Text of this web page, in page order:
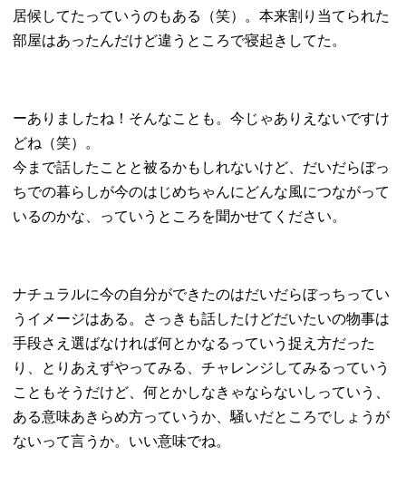
居候してたっていうのもある（笑）。本来割り当てられた
部屋はあったんだけど違うところで寝起きしてた。
ーありましたね！そんなことも。今じゃありえないですけ
どね（笑）。
今まで話したことと被るかもしれないけど、だいだらぼっ
ちでの暮らしが今のはじめちゃんにどんな風につながって
いるのかな、っていうところを聞かせてください。
ナチュラルに今の自分ができたのはだいだらぼっちってい
うイメージはある。さっきも話したけどだいたいの物事は
手段さえ選ばなければ何とかなるっていう捉え方だった
り、とりあえずやってみる、チャレンジしてみるっていう
こともそうだけど、何とかしなきゃならないしっていう、
ある意味あきらめ方っていうか、騒いだところでしょうが
ないって言うか。いい意味でね。